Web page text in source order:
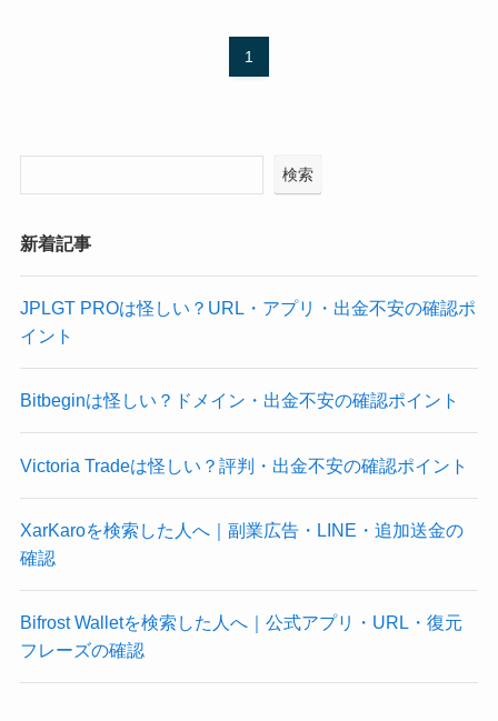
1
検索
新着記事
JPLGT PROは怪しい？URL・アプリ・出金不安の確認ポ
イント
Bitbeginは怪しい？ドメイン・出金不安の確認ポイント
Victoria Tradeは怪しい？評判・出金不安の確認ポイント
XarKaroを検索した人へ｜副業広告・LINE・追加送金の
確認
Bifrost Walletを検索した人へ｜公式アプリ・URL・復元
フレーズの確認